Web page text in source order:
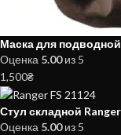
Маска для
Оценка 5.00из 5
1,500₴
Стул складной
Оценка 5.00из 5